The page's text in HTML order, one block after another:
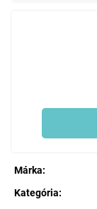
Kategória:
Márka: